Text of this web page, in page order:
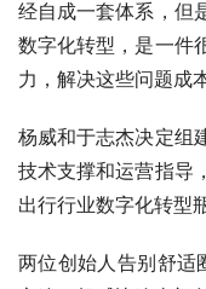
经自成一套体系，但
数字化转型，是一件
力，解决这些问题成
杨威和于志杰决定组
技术支撑和运营指导
出行行业数字化转型
两位创始人告别舒适